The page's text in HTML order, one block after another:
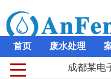
首页 废水处理
成都某电
成都某电